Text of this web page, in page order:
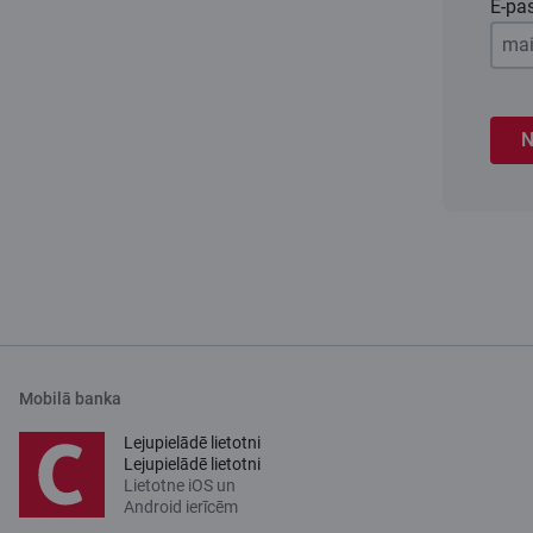
E-
Mobilā banka
Lejupielādē lietotni
Lejupielādē lietotni
Lietotne iOS un
Android ierīcēm